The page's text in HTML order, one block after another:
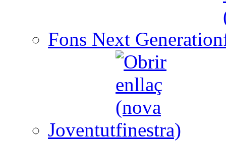
Fons Next Generation
Joventut